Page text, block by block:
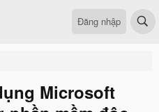
Đăng nhập
Microsoft